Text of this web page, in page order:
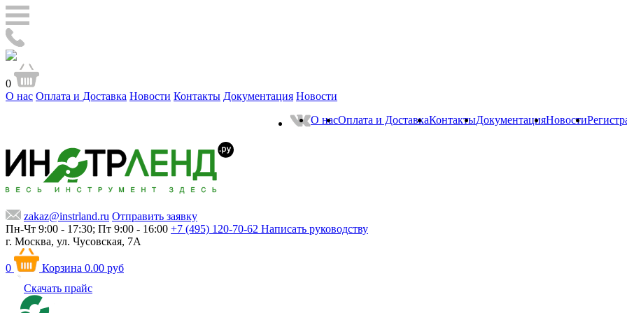
0
О нас Оплата и Доставка Новости Контакты Документация Новости
О насОплата и ДоставкаКонтактыДокументацияНовости
zakaz@instrland.ru Отправить заявку
Пн-Чт 9:00 - 17:30; Пт 9:00 - 16:00 +7 (495) 120-70-62 Написать руководству
г. Москва, ул. Чусовская, 7А
0 Корзина 0.00 руб
Скачать прайс